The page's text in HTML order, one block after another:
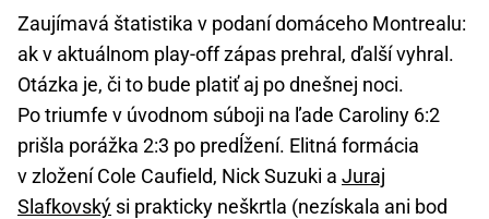
Zaujímavá štatistika v podaní domáceho Montrealu:
ak v aktuálnom play-off zápas prehral, ďalší vyhral.
Otázka je, či to bude platiť aj po dnešnej noci.
Po triumfe v úvodnom súboji na ľade Caroliny 6:2
prišla porážka 2:3 po predĺžení. Elitná formácia
v zložení Cole Caufield, Nick Suzuki a Juraj
Slafkovský si prakticky neškrtla (nezískala ani bod